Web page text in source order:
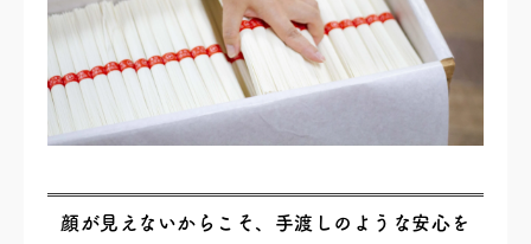
顔が見えないからこそ、手渡しのような安心を